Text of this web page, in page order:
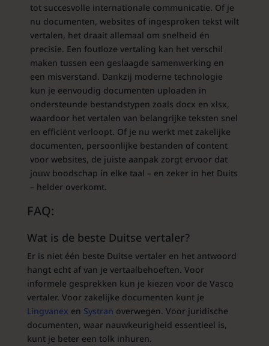
tot succesvolle internationale communicatie. Of je
nu documenten, websites of ingesproken tekst wilt
vertalen, het draait allemaal om snelheid én
precisie. Een foutloze vertaling kan het verschil
maken tussen een geslaagde samenwerking en
een misverstand. Dankzij moderne technologie
kun je eenvoudig documenten uploaden in
ondersteunde bestandstypen zoals docx en xlsx,
waardoor het vertalen van belangrijke teksten snel
en efficiënt verloopt. Of je nu werkt met zakelijke
documenten, persoonlijke bestanden of content
voor websites, de juiste aanpak zorgt ervoor dat
jouw boodschap in elke taal – en zeker in het Duits
– helder overkomt.
FAQ:
Wat is de beste Duitse vertaler?
Er is niet één beste Duitse vertaler en het antwoord
hangt echt af van je vertaalbehoeften. Voor
informele gesprekken kun je kiezen voor de Vasco
vertaler. Voor zakelijke documenten kunt je
Lingvanex en Systran overwegen. Voor juridische
documenten, waar nauwkeurigheid essentieel is,
kunt je beter een tolk inhuren.